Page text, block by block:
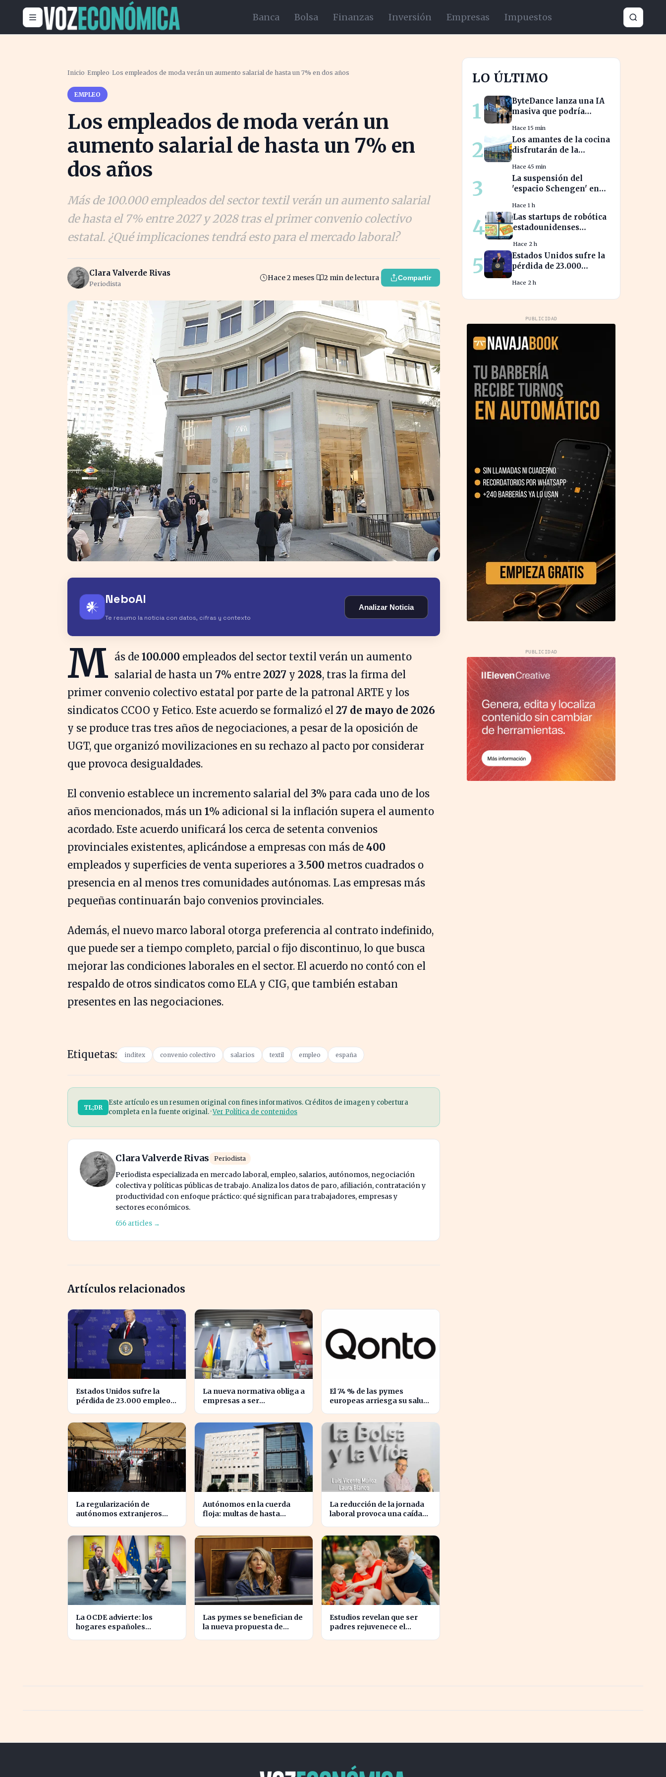
Banca Bolsa Finanzas Inversión Empresas Impuestos
Inicio ›Empleo ›Los empleados de moda verán un aumento salarial de hasta un 7% en dos años
EMPLEO
Los empleados de moda verán un
aumento salarial de hasta un 7% en
dos años
Más de 100.000 empleados del sector textil verán un aumento salarial
de hasta el 7% entre 2027 y 2028 tras el primer convenio colectivo
estatal. ¿Qué implicaciones tendrá esto para el mercado laboral?
Clara Valverde Rivas
Periodista
Hace 2 meses 2 min de lectura Compartir
𒀭 NeboAI
Te resumo la noticia con datos, cifras y contexto
Analizar Noticia
M ás de 100.000 empleados del sector textil verán un aumento
salarial de hasta un 7% entre 2027 y 2028, tras la firma del
primer convenio colectivo estatal por parte de la patronal ARTE y los
sindicatos CCOO y Fetico. Este acuerdo se formalizó el 27 de mayo de 2026
y se produce tras tres años de negociaciones, a pesar de la oposición de
UGT, que organizó movilizaciones en su rechazo al pacto por considerar
que provoca desigualdades.
El convenio establece un incremento salarial del 3% para cada uno de los
años mencionados, más un 1% adicional si la inflación supera el aumento
acordado. Este acuerdo unificará los cerca de setenta convenios
provinciales existentes, aplicándose a empresas con más de 400
empleados y superficies de venta superiores a 3.500 metros cuadrados o
presencia en al menos tres comunidades autónomas. Las empresas más
pequeñas continuarán bajo convenios provinciales.
Además, el nuevo marco laboral otorga preferencia al contrato indefinido,
que puede ser a tiempo completo, parcial o fijo discontinuo, lo que busca
mejorar las condiciones laborales en el sector. El acuerdo no contó con el
respaldo de otros sindicatos como ELA y CIG, que también estaban
presentes en las negociaciones.
Etiquetas: inditex convenio colectivo salarios textil empleo españa
TL;DR
Este artículo es un resumen original con fines informativos. Créditos de imagen y cobertura
completa en la fuente original. ·Ver Política de contenidos
Clara Valverde Rivas Periodista
Periodista especializada en mercado laboral, empleo, salarios, autónomos, negociación
colectiva y políticas públicas de trabajo. Analiza los datos de paro, afiliación, contratación y
productividad con enfoque práctico: qué significan para trabajadores, empresas y
sectores económicos.
656 articles →
Artículos relacionados
Estados Unidos sufre la
pérdida de 23.000 empleos
La nueva normativa obliga a
empresas a ser
en puestos similares
El 74 % de las pymes
europeas arriesga su salud
La regularización de
autónomos extranjeros
Autónomos en la cuerda
floja: multas de hasta
La reducción de la jornada
laboral provoca una caída
La OCDE advierte: los
hogares españoles
Las pymes se benefician de
la nueva propuesta de
Estudios revelan que ser
padres rejuvenece el
LO ÚLTIMO
1
ByteDance lanza una IA
masiva que podría
competencia en el sector
Hace 15 min
2
Los amantes de la cocina
disfrutarán de la
por menos de 40 euros
Hace 45 min
3
La suspensión del
'espacio Schengen' en
los viajeros en Europa?
Hace 1 h
4
Las startups de robótica
estadounidenses
para reducir costes
Hace 2 h
5
Estados Unidos sufre la
pérdida de 23.000
de la guerra
Hace 2 h
PUBLICIDAD
PUBLICIDAD